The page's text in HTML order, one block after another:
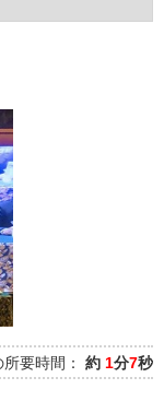
要時間： 約 1分7秒